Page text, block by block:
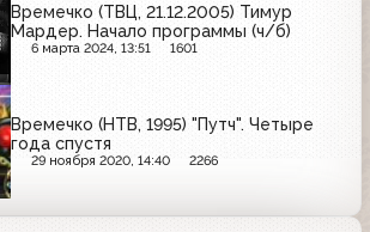
Времечко (ТВЦ, 21.12.2005) Тимур
Мардер. Начало программы (ч/б)
6 марта 2024, 13:51 1601
Времечко (НТВ, 1995) "Путч". Четыре
года спустя
29 ноября 2020, 14:40 2266